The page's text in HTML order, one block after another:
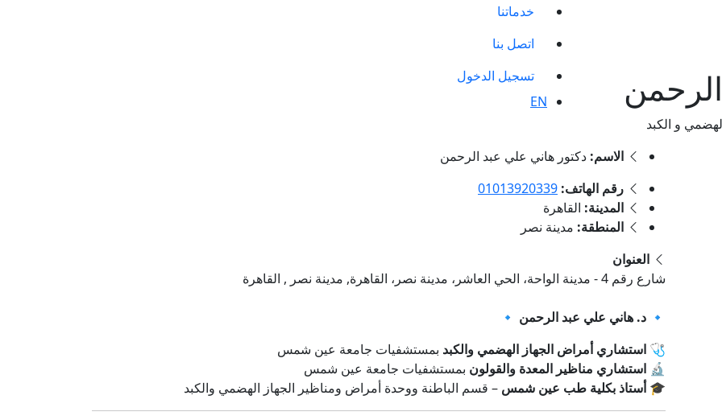
خدماتنا
اتصل بنا
تسجيل الدخول
EN
و الكبد
الاسم: دكتور هاني علي عبد الرحمن
رقم الهاتف: ‎01013920339
المدينة: القاهرة
المنطقة: مدينة نصر
العنوان
شارع رقم 4 - مدينة الواحة، الحي العاشر، مدينة نصر، القاهرة, مدينة نصر , القاهرة
🔹 د. هاني علي عبد الرحمن 🔹
🩺 استشاري أمراض الجهاز الهضمي والكبد بمستشفيات جامعة عين شمس
🔬 استشاري مناظير المعدة والقولون بمستشفيات جامعة عين شمس
🎓أستاذ بكلية طب عين شمس – قسم الباطنة ووحدة أمراض ومناظير الجهاز الهضمي والكبد